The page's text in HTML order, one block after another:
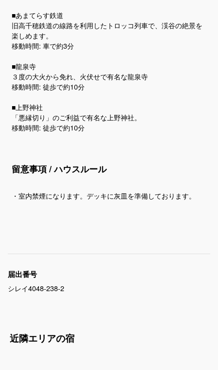
■あまてらす鉄道
旧高千穂鉄道の線路を利用したトロッコ列車で、渓谷の絶景を
楽しめます。
移動時間: 車で約3分
■龍泉寺
３度の大火から免れ、火伏せで有名な龍泉寺
移動時間: 徒歩で約10分
■上野神社
「悪縁切り」のご利益で有名な上野神社。
留意事項 / ハウスルール
・室内禁煙になります。デッキに灰皿を準備しております。
届出番号
シレイ4048-238-2
近隣エリアの宿